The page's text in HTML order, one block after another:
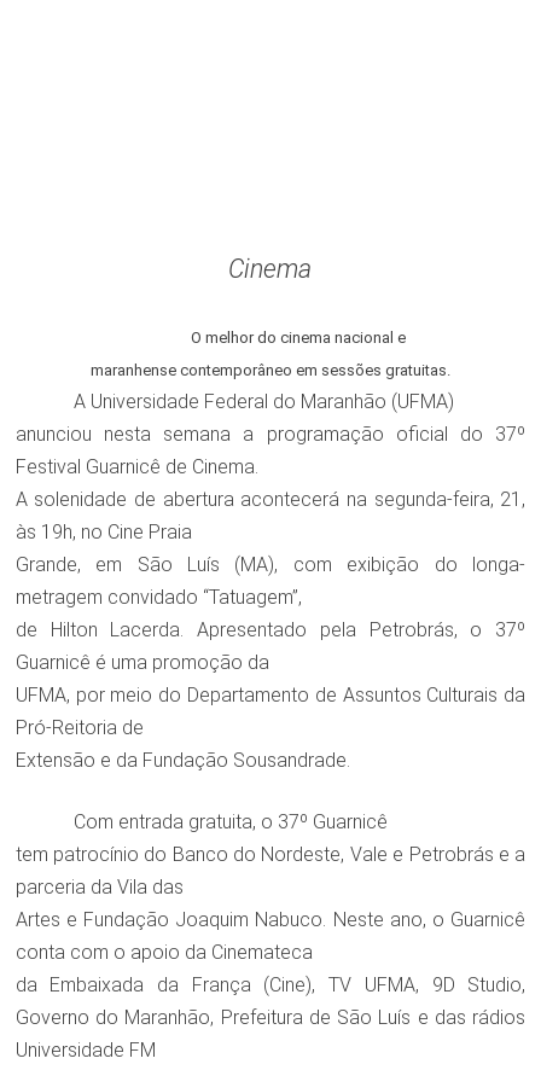
Cinema
O melhor do cinema nacional e
maranhense contemporâneo em sessões gratuitas.
A Universidade Federal do Maranhão (UFMA)
anunciou nesta semana a programação oficial do 37º
Festival Guarnicê de Cinema.
A solenidade de abertura acontecerá na segunda-feira, 21,
às 19h, no Cine Praia
Grande, em São Luís (MA), com exibição do longa-
metragem convidado “Tatuagem”,
de Hilton Lacerda. Apresentado pela Petrobrás, o 37º
Guarnicê é uma promoção da
UFMA, por meio do Departamento de Assuntos Culturais da
Pró-Reitoria de
Extensão e da Fundação Sousandrade.
Com entrada gratuita, o 37º Guarnicê
tem patrocínio do Banco do Nordeste, Vale e Petrobrás e a
parceria da Vila das
Artes e Fundação Joaquim Nabuco. Neste ano, o Guarnicê
conta com o apoio da Cinemateca
da Embaixada da França (Cine), TV UFMA, 9D Studio,
Governo do Maranhão, Prefeitura de São Luís e das rádios
Universidade FM